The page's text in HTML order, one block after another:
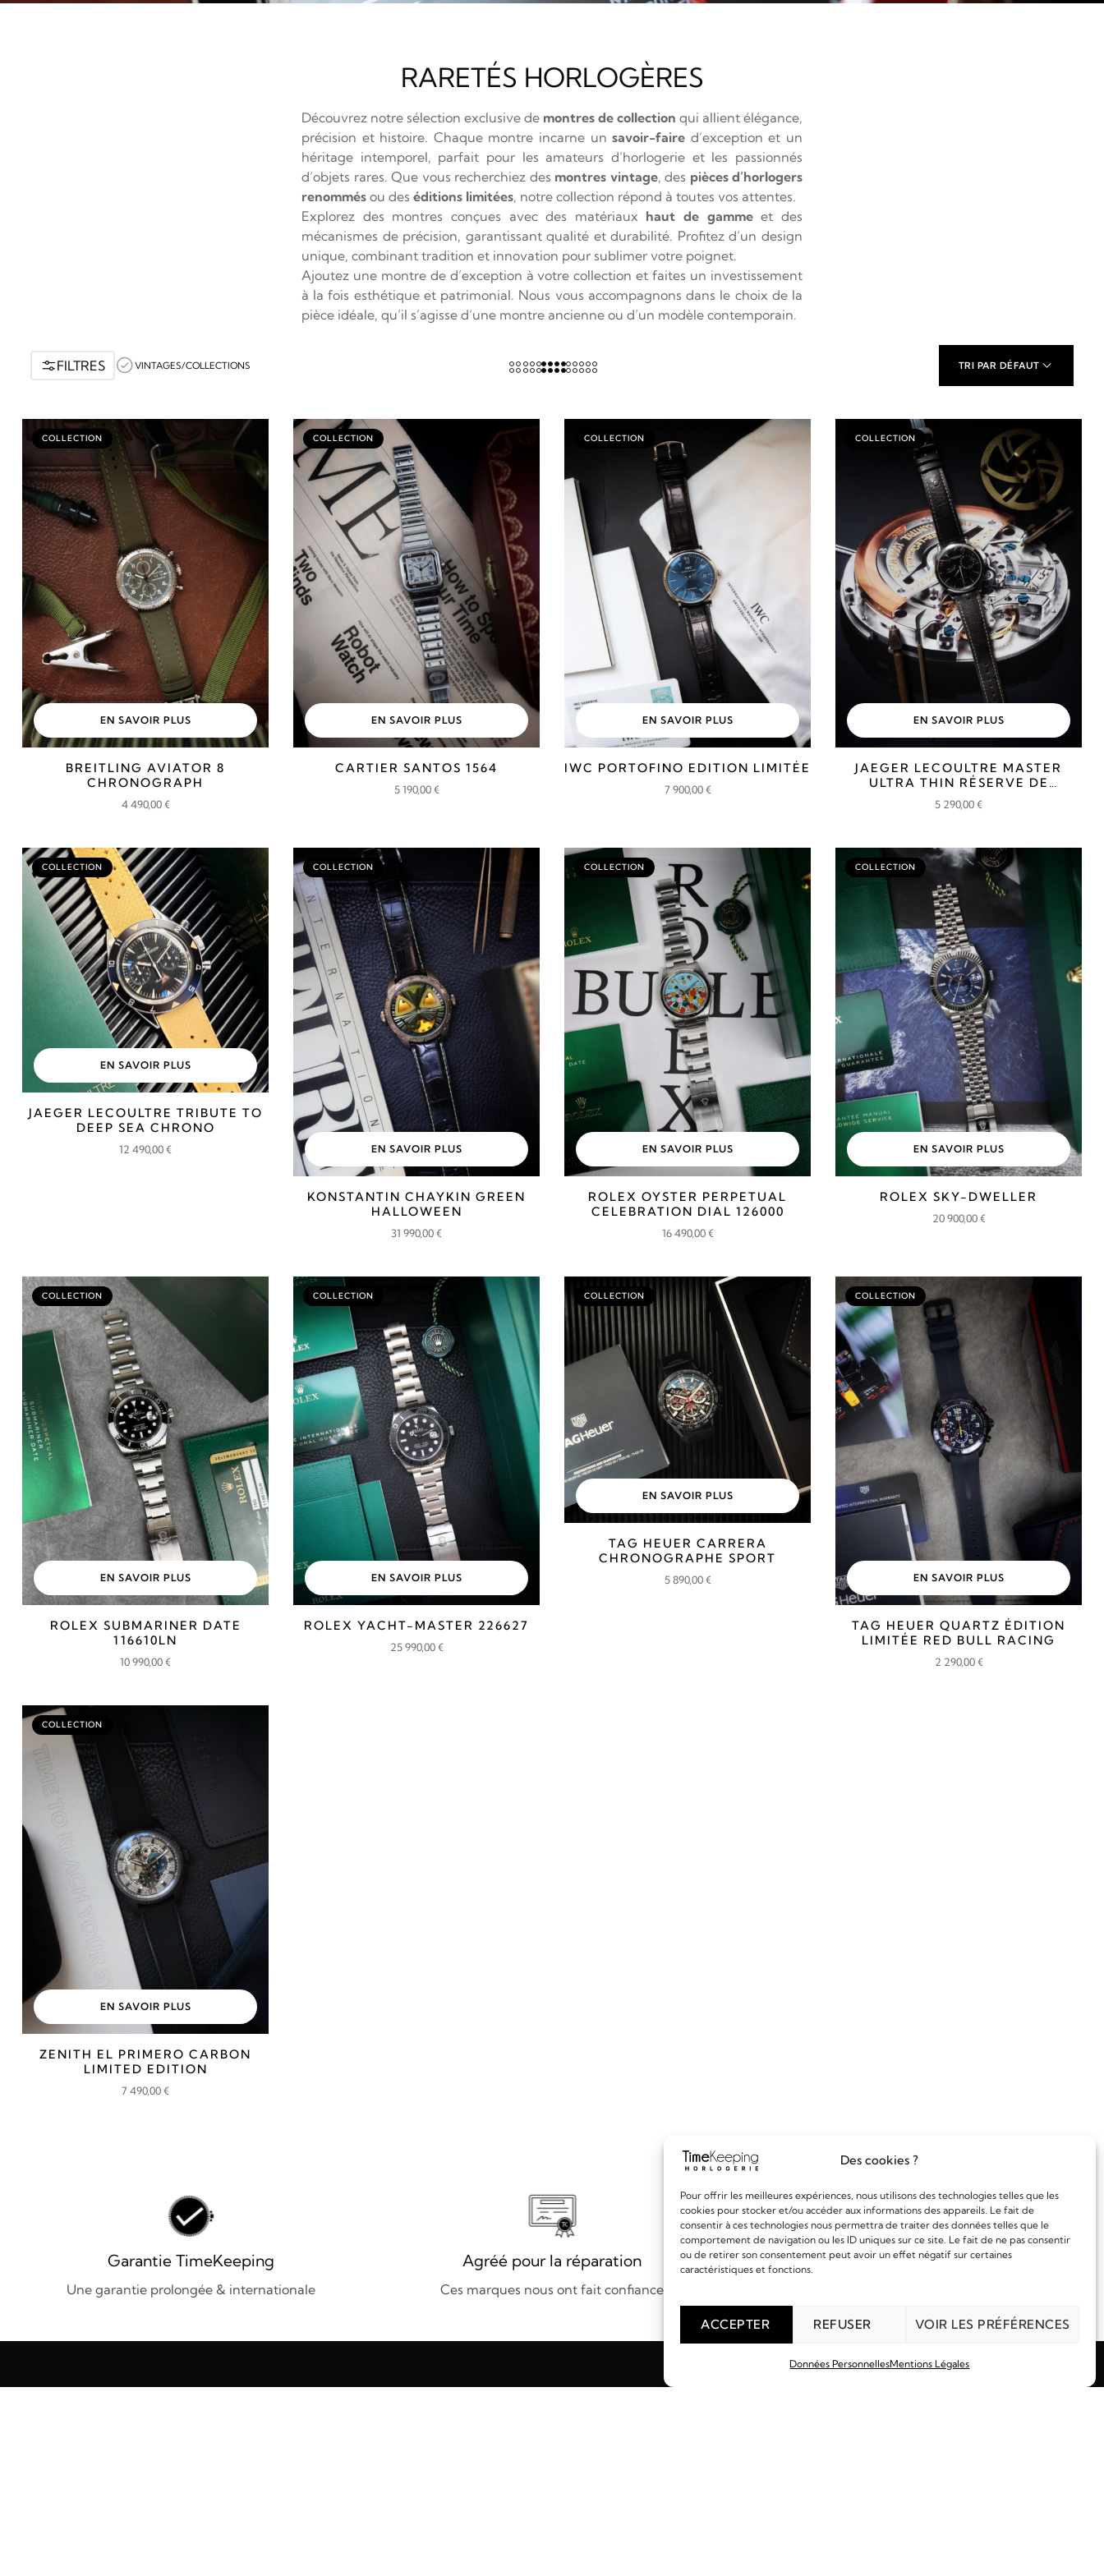
Des cookies ?
Pour offrir les meilleures expériences, nous utilisons des technologies telles que les
cookies pour stocker et/ou accéder aux informations des appareils. Le fait de
consentir à ces technologies nous permettra de traiter des données telles que le
comportement de navigation ou les ID uniques sur ce site. Le fait de ne pas consentir
ou de retirer son consentement peut avoir un effet négatif sur certaines
caractéristiques et fonctions.
ACCEPTER REFUSER VOIR LES PRÉFÉRENCES
Données PersonnellesMentions Légales
RARETÉS HORLOGÈRES
Découvrez notre sélection exclusive de montres de collection qui allient élégance,
précision et histoire. Chaque montre incarne unsavoir-faire d’exception et un
héritage intemporel, parfait pour les amateurs d’horlogerie et les passionnés
d’objets rares. Que vous recherchiez des montres vintage, des pièces d’horlogers
renommés ou des éditions limitées, notre collection répond à toutes vos attentes.
Explorez des montres conçues avec des matériaux haut de gammeet des
mécanismes de précision, garantissant qualité et durabilité. Profitez d’un design
unique, combinant tradition et innovation pour sublimer votre poignet.
Ajoutez une montre de d’exception à votre collection et faites un investissement
à la fois esthétique et patrimonial. Nous vous accompagnons dans le choix de la
pièce idéale, qu’il s’agisse d’une montre ancienne ou d’un modèle contemporain.
FILTRES VINTAGES/COLLECTIONS TRI PAR DÉFAUT
EN SAVOIR PLUS
COLLECTION
BREITLING AVIATOR 8
CHRONOGRAPH
4 490,00€
EN SAVOIR PLUS
COLLECTION
CARTIER SANTOS 1564
5 190,00€
EN SAVOIR PLUS
COLLECTION
IWC PORTOFINO EDITION LIMITÉE
7 900,00€
EN SAVOIR PLUS
COLLECTION
JAEGER LECOULTRE MASTER
ULTRA THIN RÉSERVE DE
MARCHE
5 290,00€
EN SAVOIR PLUS
COLLECTION
JAEGER LECOULTRE TRIBUTE TO
DEEP SEA CHRONO
12 490,00€ EN SAVOIR PLUS
COLLECTION
KONSTANTIN CHAYKIN GREEN
HALLOWEEN
31 990,00€
EN SAVOIR PLUS
COLLECTION
ROLEX OYSTER PERPETUAL
CELEBRATION DIAL 126000
16 490,00€
EN SAVOIR PLUS
COLLECTION
ROLEX SKY-DWELLER
20 900,00€
EN SAVOIR PLUS
COLLECTION
ROLEX SUBMARINER DATE
116610LN
10 990,00€
EN SAVOIR PLUS
COLLECTION
ROLEX YACHT-MASTER 226627
25 990,00€
EN SAVOIR PLUS
COLLECTION
TAG HEUER CARRERA
CHRONOGRAPHE SPORT
5 890,00€ EN SAVOIR PLUS
COLLECTION
TAG HEUER QUARTZ ÉDITION
LIMITÉE RED BULL RACING
2 290,00€
EN SAVOIR PLUS
COLLECTION
ZENITH EL PRIMERO CARBON
LIMITED EDITION
7 490,00€
Garantie TimeKeeping
Une garantie prolongée & internationale
Agréé pour la réparation
Ces marques nous ont fait confiance
Conditions de livraison